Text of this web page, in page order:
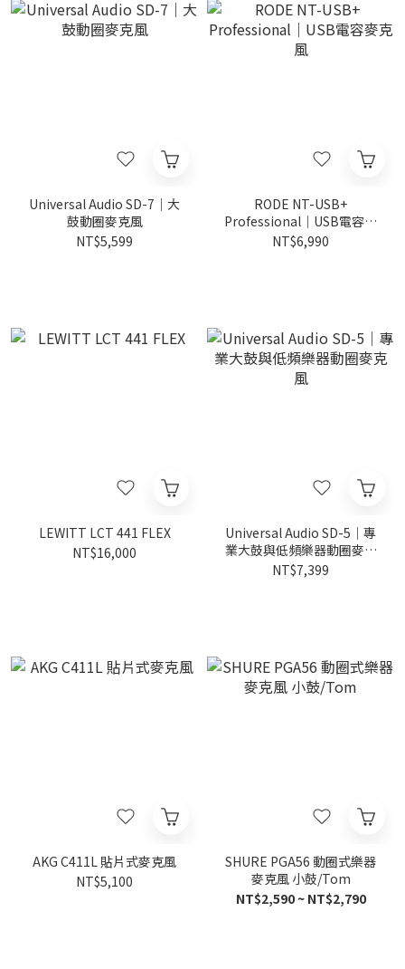
Universal Audio SD-7｜大
鼓動圈麥克風
NT$5,599
RODE NT-USB+
Professional｜USB電容麥
克風
NT$6,990
LEWITT LCT 441 FLEX
NT$16,000
Universal Audio SD-5｜專
業大鼓與低頻樂器動圈麥克
風
NT$7,399
AKG C411L 貼片式麥克風
NT$5,100
SHURE PGA56 動圈式樂器
麥克風 小鼓/Tom
NT$2,590 ~ NT$2,790